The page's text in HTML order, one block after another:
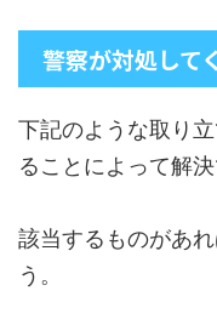
警察が対処して
下記のような取り
ることによって解
該当するものがあ
う。